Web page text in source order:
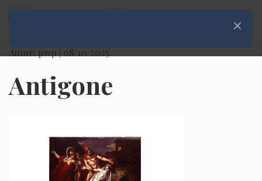
Autor: pwp | 08/10/2025
Antigone
Zamknij